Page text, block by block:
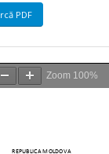
PDF
Zoom 100%